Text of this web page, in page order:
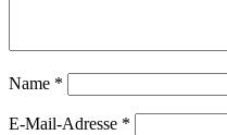
Name *
E-Mail-Adresse *